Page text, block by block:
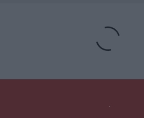
Tu dirección de correo electrónico no será publicada.
obligatorios están marcados con*